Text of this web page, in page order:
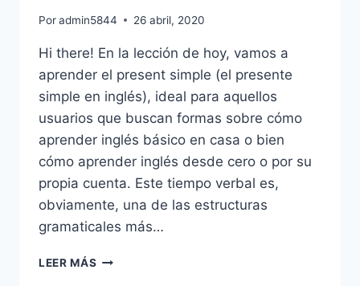
Poradmin5844 26 abril, 2020
Hi there! En la lección de hoy, vamos a
aprender el present simple (el presente
simple en inglés), ideal para aquellos
usuarios que buscan formas sobre cómo
aprender inglés básico en casa o bien
cómo aprender inglés desde cero o por su
propia cuenta. Este tiempo verbal es,
obviamente, una de las estructuras
gramaticales más…
LEER MÁS PRESENTE